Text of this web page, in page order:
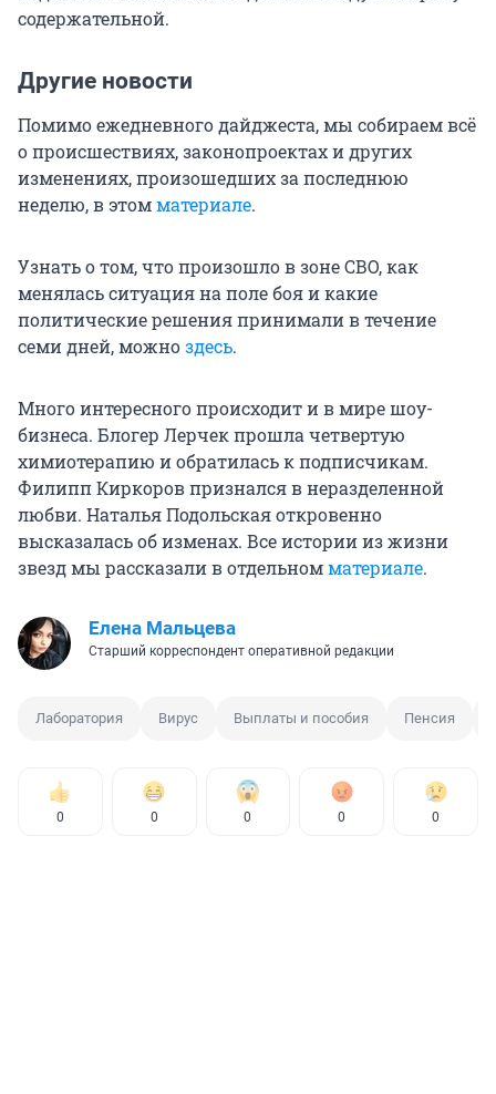
содержательной.
Другие новости
Помимо ежедневного дайджеста, мы собираем всё
о происшествиях, законопроектах и других
изменениях, произошедших за последнюю
неделю, в этомматериале.
Узнать о том, что произошло в зоне СВО, как
менялась ситуация на поле боя и какие
политические решения принимали в течение
семи дней, можноздесь.
Много интересного происходит и в мире шоу-
бизнеса. Блогер Лерчек прошла четвертую
химиотерапию и обратилась к подписчикам.
Филипп Киркоров признался в неразделенной
любви. Наталья Подольская откровенно
высказалась об изменах. Все истории из жизни
звезд мы рассказали в отдельномматериале.
Елена Мальцева
Старший корреспондент оперативной редакции
Лаборатория Вирус Выплаты и пособия Пенсия
0 0 0 0 0